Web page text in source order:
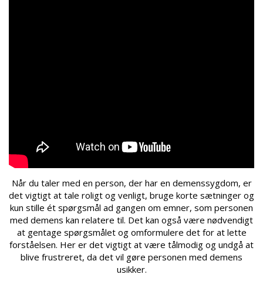
Når du taler med en person, der har en demenssygdom, er
det vigtigt at tale roligt og venligt, bruge korte sætninger og
kun stille ét spørgsmål ad gangen om emner, som personen
med demens kan relatere til. Det kan også være nødvendigt
at gentage spørgsmålet og omformulere det for at lette
forståelsen. Her er det vigtigt at være tålmodig og undgå at
blive frustreret, da det vil gøre personen med demens
usikker.